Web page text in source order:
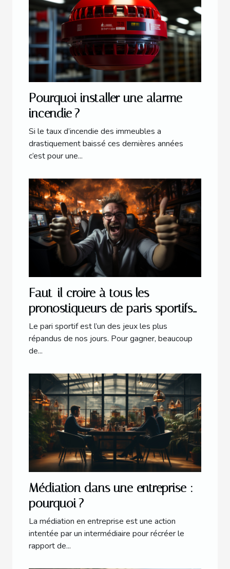
Pourquoi installer une alarme
incendie ?
Si le taux d’incendie des immeubles a
drastiquement baissé ces dernières années
c’est pour une...
Faut-il croire à tous les
pronostiqueurs de paris sportifs
en ligne ?
Le pari sportif est l’un des jeux les plus
répandus de nos jours. Pour gagner, beaucoup
de...
Médiation dans une entreprise :
pourquoi ?
La médiation en entreprise est une action
intentée par un intermédiaire pour récréer le
rapport de...